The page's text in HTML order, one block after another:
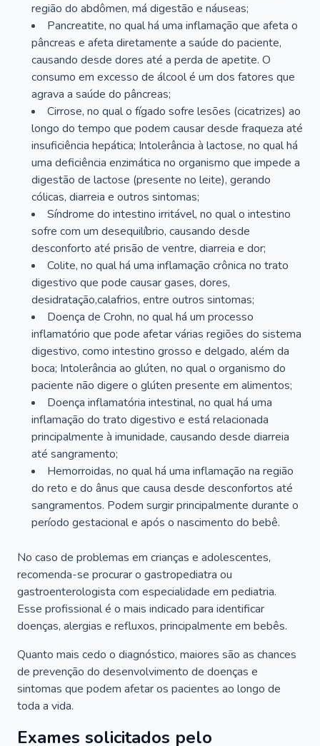
região do abdômen, má digestão e náuseas;
Pancreatite, no qual há uma inflamação que afeta o
pâncreas e afeta diretamente a saúde do paciente,
causando desde dores até a perda de apetite. O
consumo em excesso de álcool é um dos fatores que
agrava a saúde do pâncreas;
Cirrose, no qual o fígado sofre lesões (cicatrizes) ao
longo do tempo que podem causar desde fraqueza até
insuficiência hepática; Intolerância à lactose, no qual há
uma deficiência enzimática no organismo que impede a
digestão de lactose (presente no leite), gerando
cólicas, diarreia e outros sintomas;
Síndrome do intestino irritável, no qual o intestino
sofre com um desequilíbrio, causando desde
desconforto até prisão de ventre, diarreia e dor;
Colite, no qual há uma inflamação crônica no trato
digestivo que pode causar gases, dores,
desidratação,calafrios, entre outros sintomas;
Doença de Crohn, no qual há um processo
inflamatório que pode afetar várias regiões do sistema
digestivo, como intestino grosso e delgado, além da
boca; Intolerância ao glúten, no qual o organismo do
paciente não digere o glúten presente em alimentos;
Doença inflamatória intestinal, no qual há uma
inflamação do trato digestivo e está relacionada
principalmente à imunidade, causando desde diarreia
até sangramento;
Hemorroidas, no qual há uma inflamação na região
do reto e do ânus que causa desde desconfortos até
sangramentos. Podem surgir principalmente durante o
período gestacional e após o nascimento do bebê.
No caso de problemas em crianças e adolescentes,
recomenda-se procurar o gastropediatra ou
gastroenterologista com especialidade em pediatria.
Esse profissional é o mais indicado para identificar
doenças, alergias e refluxos, principalmente em bebês.
Quanto mais cedo o diagnóstico, maiores são as chances
de prevenção do desenvolvimento de doenças e
sintomas que podem afetar os pacientes ao longo de
toda a vida.
Exames solicitados pelo